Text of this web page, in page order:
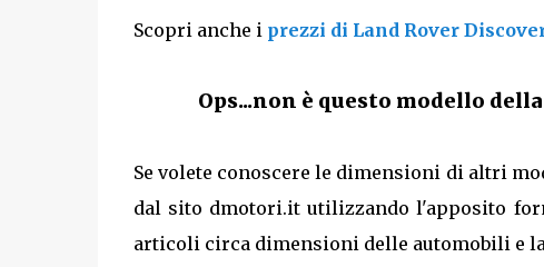
Scopri anche i prezzi di Land Rover
Ops...non è questo modello
Se volete conoscere le dimensioni di altri
dal sito dmotori.it utilizzando l'apposito
articoli circa dimensioni delle automobili e la